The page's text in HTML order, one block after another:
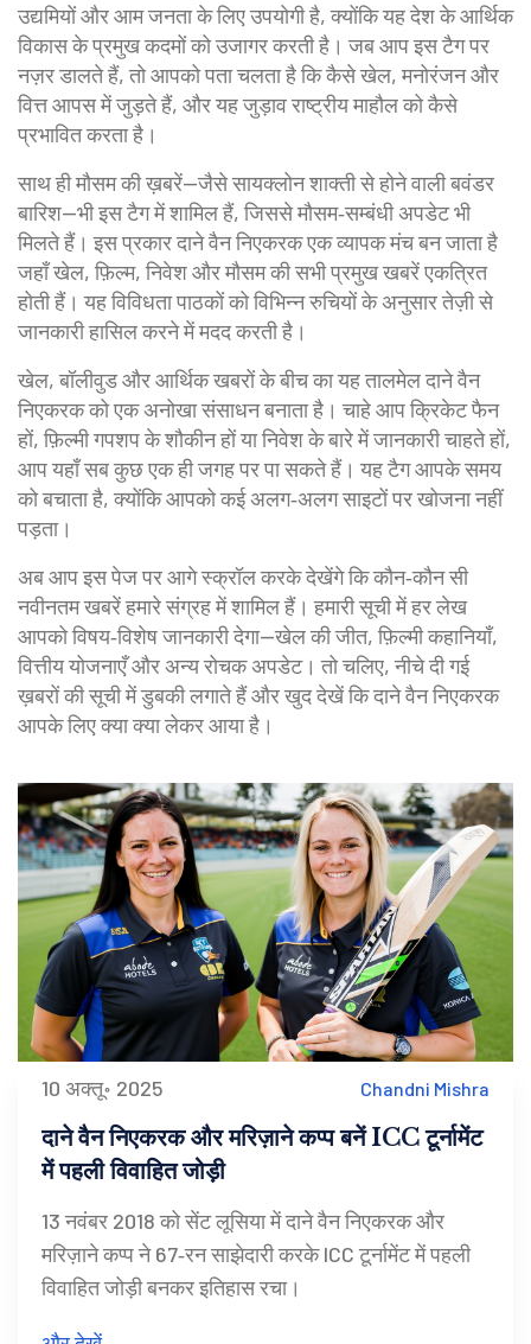
उद्यमियों और आम जनता के लिए उपयोगी है, क्योंकि यह देश के आर्थिक
विकास के प्रमुख कदमों को उजागर करती है। जब आप इस टैग पर
नज़र डालते हैं, तो आपको पता चलता है कि कैसे खेल, मनोरंजन और
वित्त आपस में जुड़ते हैं, और यह जुड़ाव राष्ट्रीय माहौल को कैसे
प्रभावित करता है।
साथ ही मौसम की ख़बरें—जैसे सायक्लोन शाक्ती से होने वाली बवंडर
बारिश—भी इस टैग में शामिल हैं, जिससे मौसम‑सम्बंधी अपडेट भी
मिलते हैं। इस प्रकार दाने वैन निएकरक एक व्यापक मंच बन जाता है
जहाँ खेल, फ़िल्म, निवेश और मौसम की सभी प्रमुख खबरें एकत्रित
होती हैं। यह विविधता पाठकों को विभिन्न रुचियों के अनुसार तेज़ी से
जानकारी हासिल करने में मदद करती है।
खेल, बॉलीवुड और आर्थिक खबरों के बीच का यह तालमेल दाने वैन
निएकरक को एक अनोखा संसाधन बनाता है। चाहे आप क्रिकेट फैन
हों, फ़िल्मी गपशप के शौकीन हों या निवेश के बारे में जानकारी चाहते हों,
आप यहाँ सब कुछ एक ही जगह पर पा सकते हैं। यह टैग आपके समय
को बचाता है, क्योंकि आपको कई अलग‑अलग साइटों पर खोजना नहीं
पड़ता।
अब आप इस पेज पर आगे स्क्रॉल करके देखेंगे कि कौन‑कौन सी
नवीनतम खबरें हमारे संग्रह में शामिल हैं। हमारी सूची में हर लेख
आपको विषय‑विशेष जानकारी देगा—खेल की जीत, फ़िल्मी कहानियाँ,
वित्तीय योजनाएँ और अन्य रोचक अपडेट। तो चलिए, नीचे दी गई
ख़बरों की सूची में डुबकी लगाते हैं और खुद देखें कि दाने वैन निएकरक
आपके लिए क्या क्या लेकर आया है।
10 अक्तू॰ 2025 Chandni Mishra
दाने वैन निएकरक और मरिज़ाने कप्प बनें ICC टूर्नामेंट
में पहली विवाहित जोड़ी
13 नवंबर 2018 को सेंट लूसिया में दाने वैन निएकरक और
मरिज़ाने कप्प ने 67‑रन साझेदारी करके ICC टूर्नामेंट में पहली
विवाहित जोड़ी बनकर इतिहास रचा।